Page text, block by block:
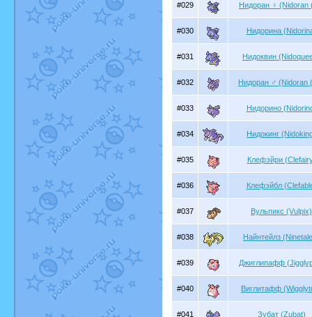
#029 Нидоран ♀ (Nidoran
#030 Нидорина
#031 Нидоквин
#032 Нидоран ♂ (Nidoran
#033 Нидорино
#034 Нидокинг
#035 Клефэйри
#036 Клефэйбл
#037 Вульпикс (Vulpix)
#038 Найнтейлз
#039 Джиглипафф
#040 Виглитафф
#041 Зубат (Zubat)